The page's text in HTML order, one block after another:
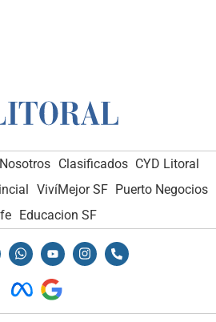
Clasificados CYD Litoral
VivíMejor SF Puerto Negocios
Educacion SF